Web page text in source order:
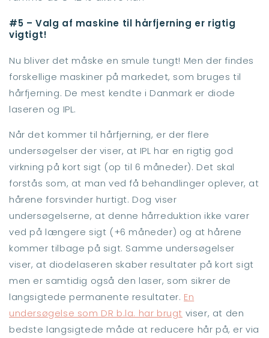
#5 – Valg af maskine til hårfjerning er rigtig
vigtigt!
Nu bliver det måske en smule tungt! Men der findes
forskellige maskiner på markedet, som bruges til
hårfjerning. De mest kendte i Danmark er diode
laseren og IPL.
Når det kommer til hårfjerning, er der flere
undersøgelser der viser, at IPL har en rigtig god
virkning på kort sigt (op til 6 måneder). Det skal
forstås som, at man ved få behandlinger oplever, at
hårene forsvinder hurtigt. Dog viser
undersøgelserne, at denne hårreduktion ikke varer
ved på længere sigt (+6 måneder) og at hårene
kommer tilbage på sigt. Samme undersøgelser
viser, at diodelaseren skaber resultater på kort sigt
men er samtidig også den laser, som sikrer de
langsigtede permanente resultater. En
undersøgelse som DR b.la. har brugt viser, at den
bedste langsigtede måde at reducere hår på, er via